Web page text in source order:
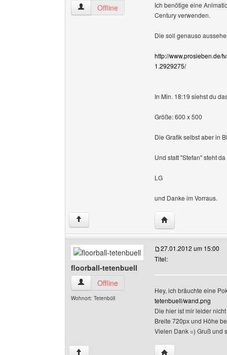
centuryentertainment Benutzer-Profile
Offline
Ich benötige eine
Century verwenden.
Die soll genauso
http://www.prosieben.de/
1.2929275/
In Min. 18:19 siehst du
Größe: 600 x 500
Die Grafik selbst aber in
Und statt "Stefan" steht
LG
und Danke im Vorraus.
↑ Website dieses
floorball-tetenbuell
floorball-tetenbuell Benutzer-Profile anzeigen
Offline
Wohnort: Tetenbüll
27.01.2012 um 15:00
Titel:
Hey, ich bräuchte eine
tetenbuell/wand.png
Die hier ist mir leider
Breite 720px und Höhe
Vielen Dank =) Gruß und
↑ Website dieses